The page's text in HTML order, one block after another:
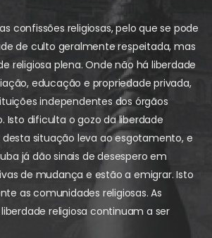
confissões religiosas, pelo que se pode
de culto geralmente respeitada, mas
religiosa plena. Onde não há liberdade
educação e propriedade privada,
independentes dos órgãos
Isto dificulta o gozo da liberdade
desta situação leva ao esgotamento, e
já dão sinais de desespero em
de mudança e estão a emigrar. Isto
as comunidades religiosas. As
religiosa continuam a ser